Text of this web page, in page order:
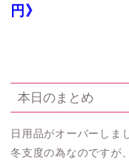
円》
本日のまとめ
日用品がオーバーしま
冬支度の為なのですが